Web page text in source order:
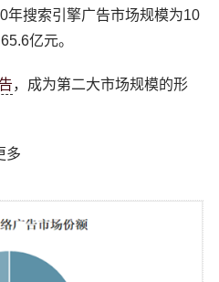
年搜索引擎广告市场规模为10
亿元。
，成为第二大市场规模的形
多